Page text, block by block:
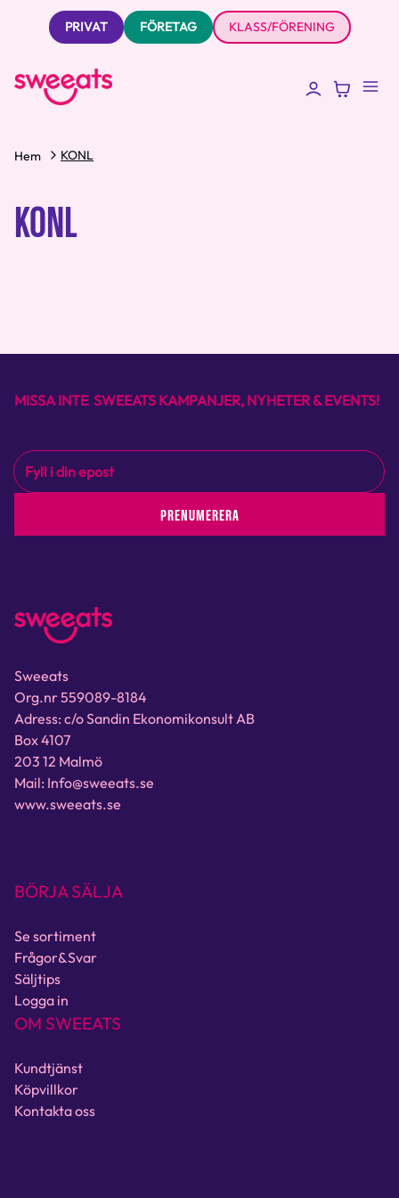
PRIVAT FÖRETAG KLASS/FÖRENING
Hem KONL
KONL
MISSA INTE SWEEATS KAMPANJER, NYHETER & EVENTS!
PRENUMERERA
Sweeats
Org.nr 559089-8184
Adress: c/o Sandin Ekonomikonsult AB
Box 4107
203 12 Malmö
Mail: Info@sweeats.se
www.sweeats.se
BÖRJA SÄLJA
Se sortiment
Frågor&Svar
Säljtips
Logga in
OM SWEEATS
Kundtjänst
Köpvillkor
Kontakta oss